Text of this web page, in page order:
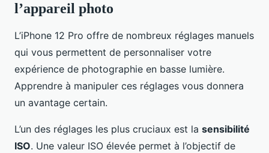
l’appareil photo
L’iPhone 12 Pro offre de nombreux réglages manuels
qui vous permettent de personnaliser votre
expérience de photographie en basse lumière.
Apprendre à manipuler ces réglages vous donnera
un avantage certain.
L’un des réglages les plus cruciaux est la sensibilité
ISO. Une valeur ISO élevée permet à l’objectif de